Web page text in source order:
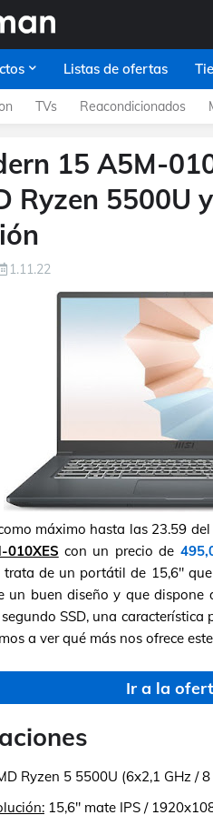
Listas de ofertas
TVs Reacondicionados
15 A5M-
Ryzen 5500U
1.11.22
máximo hasta las 23.59
010XES con un precio de
trata de un portátil de 15,6"
un buen diseño y que
SSD, una
a ver qué más nos ofrece
Ir a la
Ryzen 5 5500U (6x2,1 GHz / 8
15,6" mate IPS /